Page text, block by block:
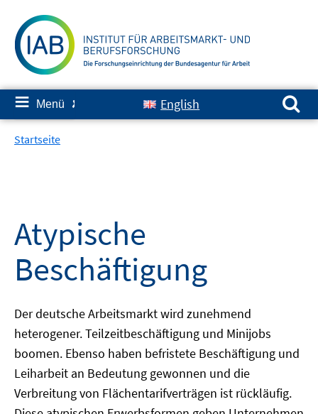
zum
Inhalt
≡ Menü ✘ English
Suchen nach:
Startseite
Atypische
Beschäftigung
Der deutsche Arbeitsmarkt wird zunehmend
heterogener. Teilzeitbeschäftigung und Minijobs
boomen. Ebenso haben befristete Beschäftigung und
Leiharbeit an Bedeutung gewonnen und die
Verbreitung von Flächentarifverträgen ist rückläufig.